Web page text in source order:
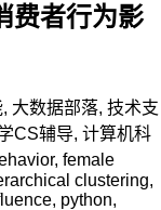
费者行为影
, 大数据部落, 技术支
CS辅导, 计算机科
, female
clustering,
, python,